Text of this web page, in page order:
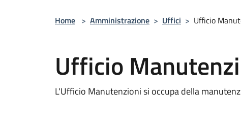
Home > Amministrazione > Uffici > Ufficio
Ufficio
L'Ufficio Manutenzioni si occupa della